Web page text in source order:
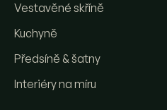
Vestavěné skříně
Kuchyně
Předsíně & šatny
Interiéry na míru